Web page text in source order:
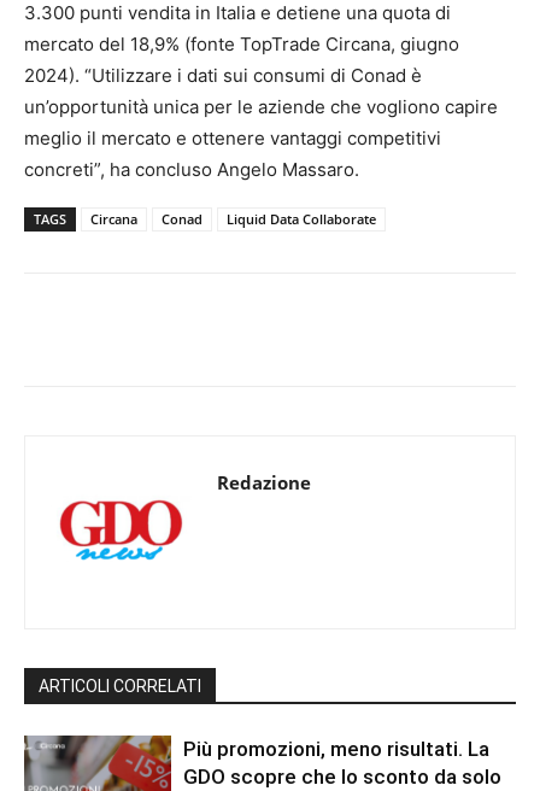
3.300 punti vendita in Italia e detiene una quota di
mercato del 18,9% (fonte TopTrade Circana, giugno
2024). “Utilizzare i dati sui consumi di Conad è
un’opportunità unica per le aziende che vogliono capire
meglio il mercato e ottenere vantaggi competitivi
concreti”, ha concluso Angelo Massaro.
TAGS Circana Conad Liquid Data Collaborate
Redazione
ARTICOLI CORRELATI
Più promozioni, meno risultati. La
GDO scopre che lo sconto da solo